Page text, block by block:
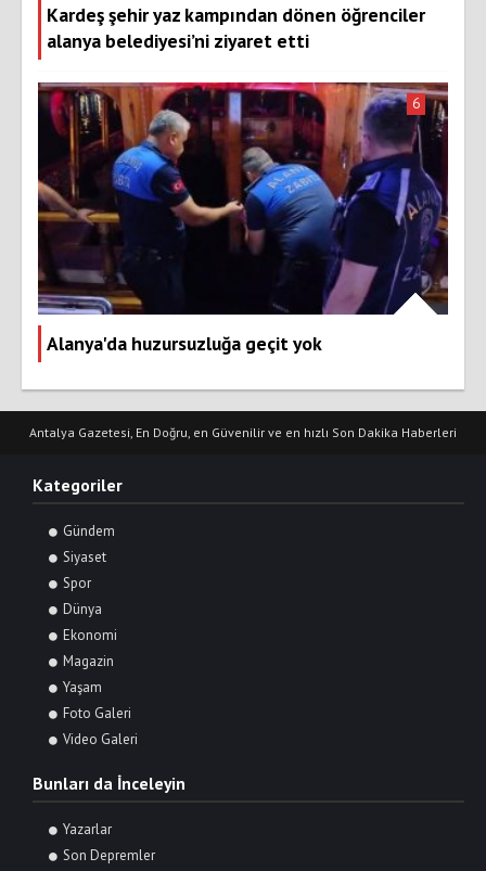
Kardeş şehir yaz kampından dönen öğrenciler
alanya belediyesi’ni ziyaret etti
Alanya'da huzursuzluğa geçit yok
6
Antalya Gazetesi, En Doğru, en Güvenilir ve en hızlı Son Dakika Haberleri
Kategoriler
Gündem
Siyaset
Spor
Dünya
Ekonomi
Magazin
Yaşam
Foto Galeri
Video Galeri
Bunları da İnceleyin
Yazarlar
Son Depremler